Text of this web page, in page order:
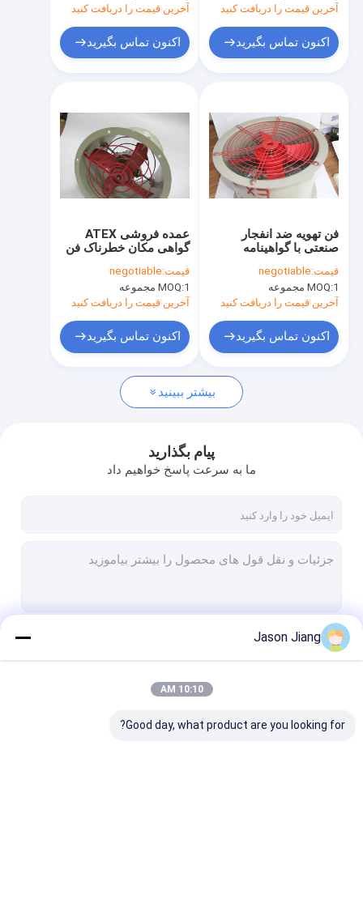
محصولات
فیلم های
درباره ما
کنترل کیفیت
با ما تماس بگیرید
لامپ LED ضد انفجار
تابلوهای کنترل ضد شعله
دوشاخه و سوکت ضد انفجار
آخرین قیمت را دریافت کنید
اکنون تماس بگیرید
آخرین قیمت را دریافت کنید
اکنون تماس بگیرید
عمده فروشی ATEX
گواهی مکان خطرناک فن
قیمت:negotiable
MOQ:1 مجموعه
آخرین قیمت را دریافت کنید
اکنون تماس بگیرید
فن تهویه ضد انفجار
صنعتی با گواهینامه
جریان محوری
220V/380V
قیمت:negotiable
MOQ:1 مجموعه
آخرین قیمت را دریافت کنید
اکنون تماس بگیرید
بیشتر ببینید
پیام بگذارید
ما به سرعت پاسخ خواهیم داد
Jason Jiang
10:10 AM
Good day, what product are you looking for?